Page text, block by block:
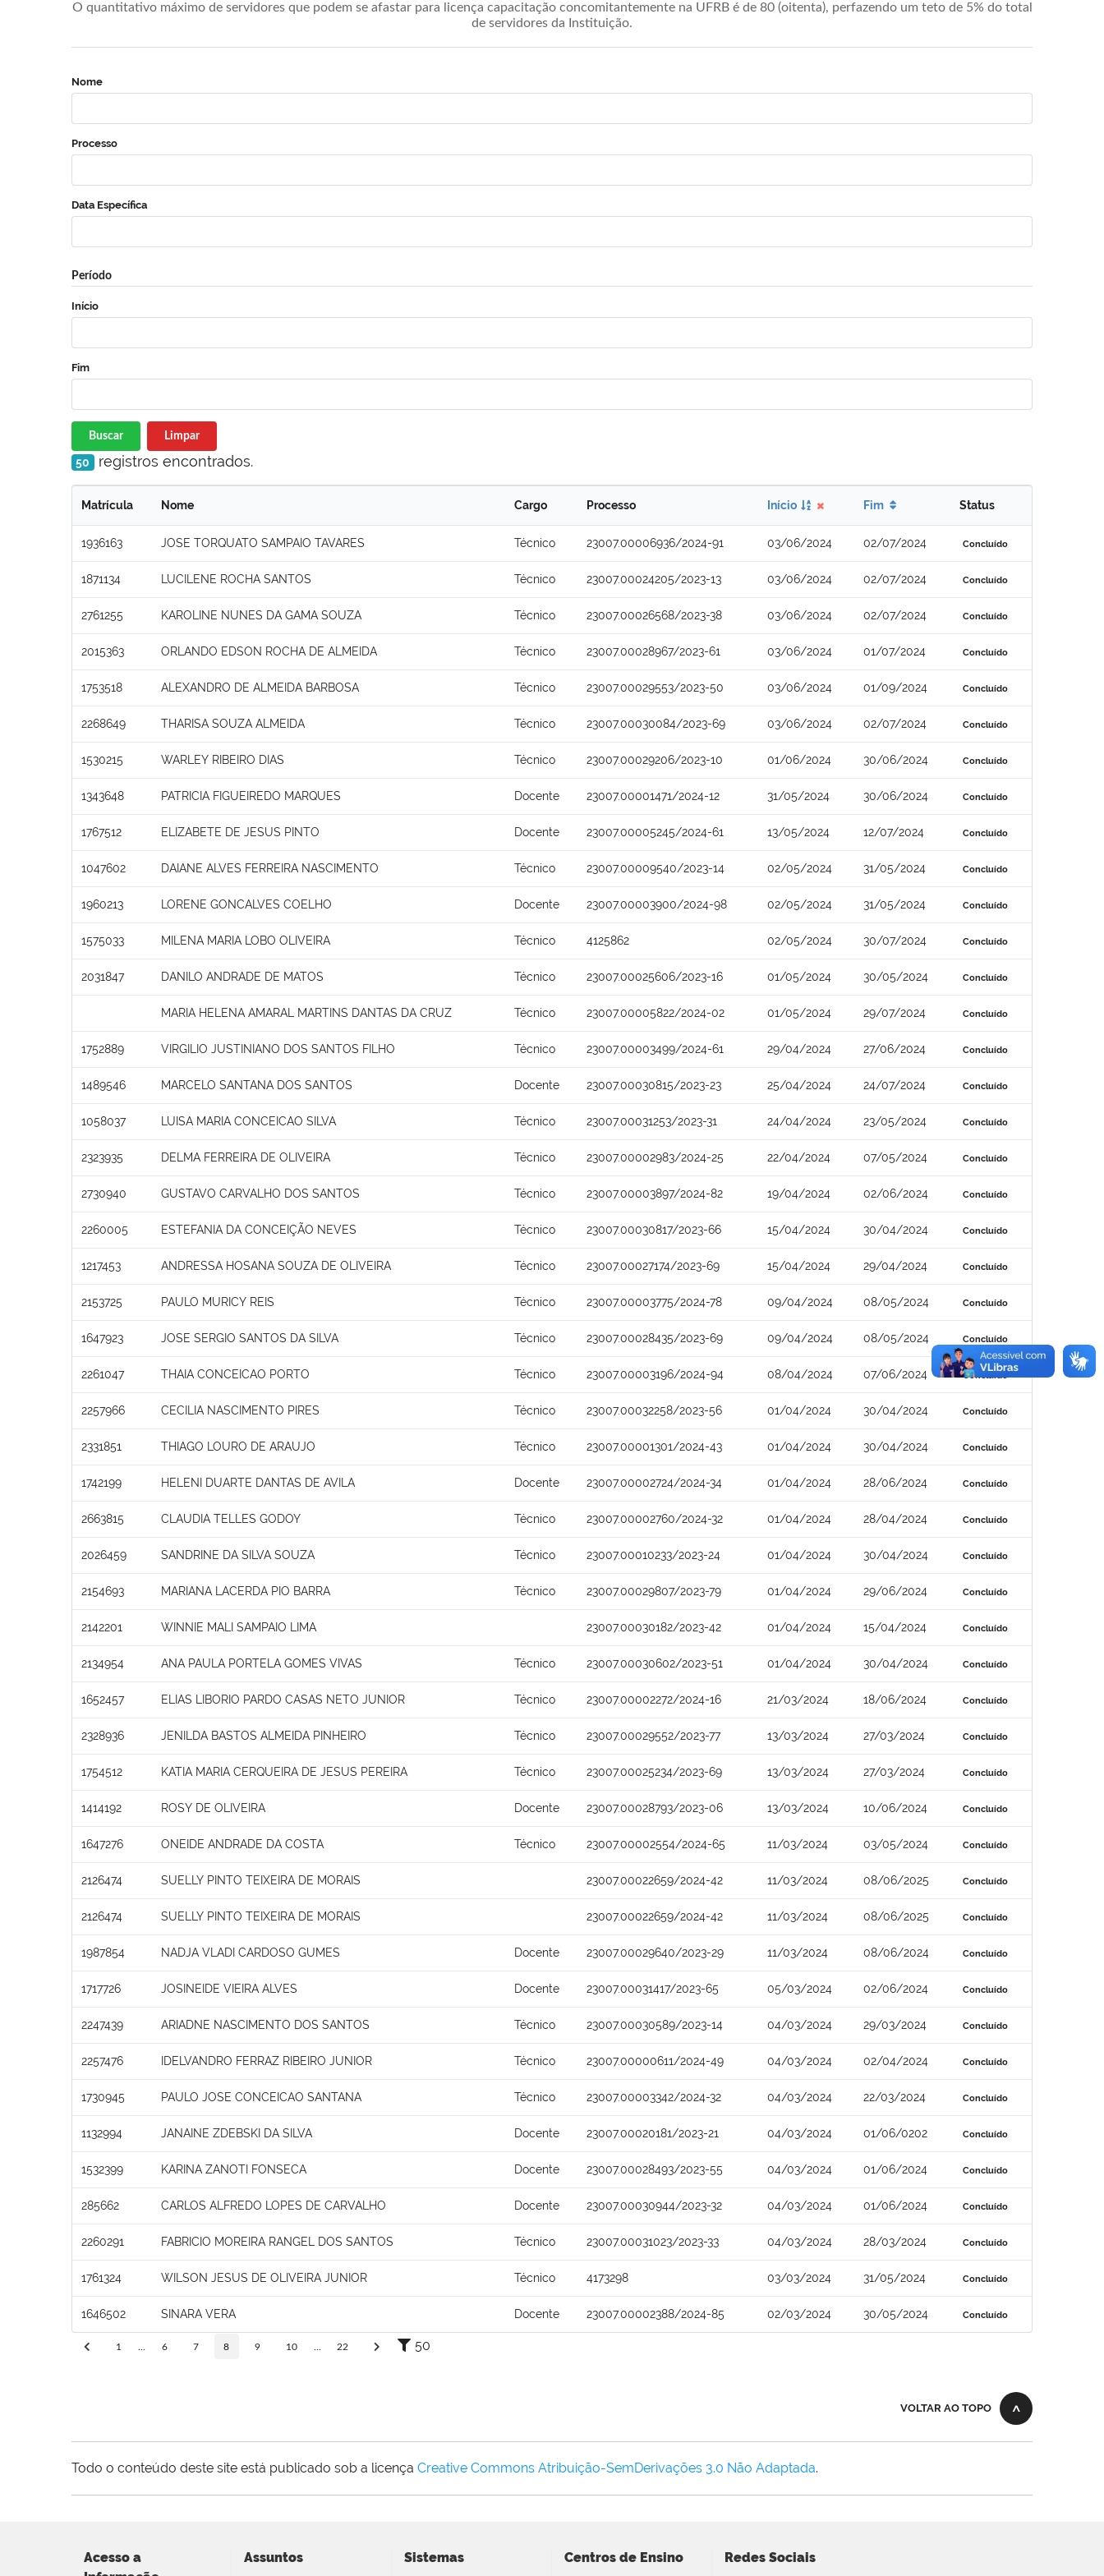
O quantitativo máximo de servidores que podem se afastar para licença capacitação concomitantemente na UFRB é de 80 (oitenta), perfazendo um teto de 5% do total
de servidores da Instituição.
Nome
Processo
Data Específica
Período
Início
Fim
Buscar Limpar
50 registros encontrados.
Matrícula Nome Cargo Processo Início Fim Status
1936163 JOSE TORQUATO SAMPAIO TAVARES Técnico 23007.00006936/2024-91 03/06/2024 02/07/2024 Concluído
1871134 LUCILENE ROCHA SANTOS Técnico 23007.00024205/2023-13 03/06/2024 02/07/2024 Concluído
2761255 KAROLINE NUNES DA GAMA SOUZA Técnico 23007.00026568/2023-38 03/06/2024 02/07/2024 Concluído
2015363 ORLANDO EDSON ROCHA DE ALMEIDA Técnico 23007.00028967/2023-61 03/06/2024 01/07/2024 Concluído
1753518 ALEXANDRO DE ALMEIDA BARBOSA Técnico 23007.00029553/2023-50 03/06/2024 01/09/2024 Concluído
2268649 THARISA SOUZA ALMEIDA Técnico 23007.00030084/2023-69 03/06/2024 02/07/2024 Concluído
1530215 WARLEY RIBEIRO DIAS Técnico 23007.00029206/2023-10 01/06/2024 30/06/2024 Concluído
1343648 PATRICIA FIGUEIREDO MARQUES Docente 23007.00001471/2024-12 31/05/2024 30/06/2024 Concluído
1767512 ELIZABETE DE JESUS PINTO Docente 23007.00005245/2024-61 13/05/2024 12/07/2024 Concluído
1047602 DAIANE ALVES FERREIRA NASCIMENTO Técnico 23007.00009540/2023-14 02/05/2024 31/05/2024 Concluído
1960213 LORENE GONCALVES COELHO Docente 23007.00003900/2024-98 02/05/2024 31/05/2024 Concluído
1575033 MILENA MARIA LOBO OLIVEIRA Técnico 4125862 02/05/2024 30/07/2024 Concluído
2031847 DANILO ANDRADE DE MATOS Técnico 23007.00025606/2023-16 01/05/2024 30/05/2024 Concluído
MARIA HELENA AMARAL MARTINS DANTAS DA CRUZ Técnico 23007.00005822/2024-02 01/05/2024 29/07/2024 Concluído
1752889 VIRGILIO JUSTINIANO DOS SANTOS FILHO Técnico 23007.00003499/2024-61 29/04/2024 27/06/2024 Concluído
1489546 MARCELO SANTANA DOS SANTOS Docente 23007.00030815/2023-23 25/04/2024 24/07/2024 Concluído
1058037 LUISA MARIA CONCEICAO SILVA Técnico 23007.00031253/2023-31 24/04/2024 23/05/2024 Concluído
2323935 DELMA FERREIRA DE OLIVEIRA Técnico 23007.00002983/2024-25 22/04/2024 07/05/2024 Concluído
2730940 GUSTAVO CARVALHO DOS SANTOS Técnico 23007.00003897/2024-82 19/04/2024 02/06/2024 Concluído
2260005 ESTEFANIA DA CONCEIÇÃO NEVES Técnico 23007.00030817/2023-66 15/04/2024 30/04/2024 Concluído
1217453 ANDRESSA HOSANA SOUZA DE OLIVEIRA Técnico 23007.00027174/2023-69 15/04/2024 29/04/2024 Concluído
2153725 PAULO MURICY REIS Técnico 23007.00003775/2024-78 09/04/2024 08/05/2024 Concluído
1647923 JOSE SERGIO SANTOS DA SILVA Técnico 23007.00028435/2023-69 09/04/2024 08/05/2024 Concluído
2261047 THAIA CONCEICAO PORTO Técnico 23007.00003196/2024-94 08/04/2024 07/06/2024 Concluído
2257966 CECILIA NASCIMENTO PIRES Técnico 23007.00032258/2023-56 01/04/2024 30/04/2024 Concluído
2331851 THIAGO LOURO DE ARAUJO Técnico 23007.00001301/2024-43 01/04/2024 30/04/2024 Concluído
1742199 HELENI DUARTE DANTAS DE AVILA Docente 23007.00002724/2024-34 01/04/2024 28/06/2024 Concluído
2663815 CLAUDIA TELLES GODOY Técnico 23007.00002760/2024-32 01/04/2024 28/04/2024 Concluído
2026459 SANDRINE DA SILVA SOUZA Técnico 23007.00010233/2023-24 01/04/2024 30/04/2024 Concluído
2154693 MARIANA LACERDA PIO BARRA Técnico 23007.00029807/2023-79 01/04/2024 29/06/2024 Concluído
2142201 WINNIE MALI SAMPAIO LIMA 23007.00030182/2023-42 01/04/2024 15/04/2024 Concluído
2134954 ANA PAULA PORTELA GOMES VIVAS Técnico 23007.00030602/2023-51 01/04/2024 30/04/2024 Concluído
1652457 ELIAS LIBORIO PARDO CASAS NETO JUNIOR Técnico 23007.00002272/2024-16 21/03/2024 18/06/2024 Concluído
2328936 JENILDA BASTOS ALMEIDA PINHEIRO Técnico 23007.00029552/2023-77 13/03/2024 27/03/2024 Concluído
1754512 KATIA MARIA CERQUEIRA DE JESUS PEREIRA Técnico 23007.00025234/2023-69 13/03/2024 27/03/2024 Concluído
1414192 ROSY DE OLIVEIRA Docente 23007.00028793/2023-06 13/03/2024 10/06/2024 Concluído
1647276 ONEIDE ANDRADE DA COSTA Técnico 23007.00002554/2024-65 11/03/2024 03/05/2024 Concluído
2126474 SUELLY PINTO TEIXEIRA DE MORAIS 23007.00022659/2024-42 11/03/2024 08/06/2025 Concluído
2126474 SUELLY PINTO TEIXEIRA DE MORAIS 23007.00022659/2024-42 11/03/2024 08/06/2025 Concluído
1987854 NADJA VLADI CARDOSO GUMES Docente 23007.00029640/2023-29 11/03/2024 08/06/2024 Concluído
1717726 JOSINEIDE VIEIRA ALVES Docente 23007.00031417/2023-65 05/03/2024 02/06/2024 Concluído
2247439 ARIADNE NASCIMENTO DOS SANTOS Técnico 23007.00030589/2023-14 04/03/2024 29/03/2024 Concluído
2257476 IDELVANDRO FERRAZ RIBEIRO JUNIOR Técnico 23007.00000611/2024-49 04/03/2024 02/04/2024 Concluído
1730945 PAULO JOSE CONCEICAO SANTANA Técnico 23007.00003342/2024-32 04/03/2024 22/03/2024 Concluído
1132994 JANAINE ZDEBSKI DA SILVA Docente 23007.00020181/2023-21 04/03/2024 01/06/0202 Concluído
1532399 KARINA ZANOTI FONSECA Docente 23007.00028493/2023-55 04/03/2024 01/06/2024 Concluído
285662 CARLOS ALFREDO LOPES DE CARVALHO Docente 23007.00030944/2023-32 04/03/2024 01/06/2024 Concluído
2260291 FABRICIO MOREIRA RANGEL DOS SANTOS Técnico 23007.00031023/2023-33 04/03/2024 28/03/2024 Concluído
1761324 WILSON JESUS DE OLIVEIRA JUNIOR Técnico 4173298 03/03/2024 31/05/2024 Concluído
1646502 SINARA VERA Docente 23007.00002388/2024-85 02/03/2024 30/05/2024 Concluído
1 6 7 8 9 10 22 50
VOLTAR AO TOPO
Todo o conteúdo deste site está publicado sob a licença Creative Commons Atribuição-SemDerivações 3.0 Não Adaptada.
Acesso a
Assuntos Sistemas Centros de Ensino Redes Sociais